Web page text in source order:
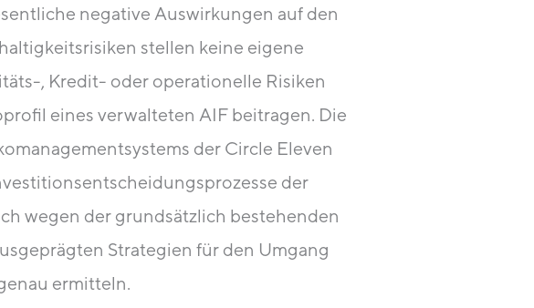
negative Auswirkungen auf den
stellen keine eigene
, Kredit- oder operationelle Risiken
eines verwalteten AIF beitragen. Die
der Circle Eleven
der
wegen der grundsätzlich bestehenden
Strategien für den Umgang
ermitteln.